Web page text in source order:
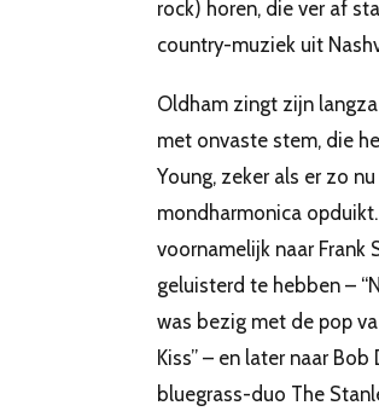
rock) horen, die ver af
country-muziek uit
Oldham zingt zijn
met onvaste stem, die
Young, zeker als er zo
mondharmonica
voornamelijk naar Frank
geluisterd te hebben –
was bezig met de pop
Kiss” – en later naar
bluegrass-duo The